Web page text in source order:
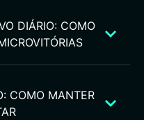
DIÁRIO: COMO
COMO MANTER